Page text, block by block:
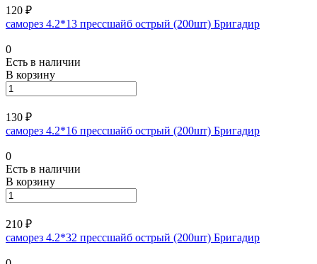
120 ₽
саморез 4.2*13 прессшайб острый (200шт) Бригадир
0
Есть в наличии
В корзину
130 ₽
саморез 4.2*16 прессшайб острый (200шт) Бригадир
0
Есть в наличии
В корзину
210 ₽
саморез 4.2*32 прессшайб острый (200шт) Бригадир